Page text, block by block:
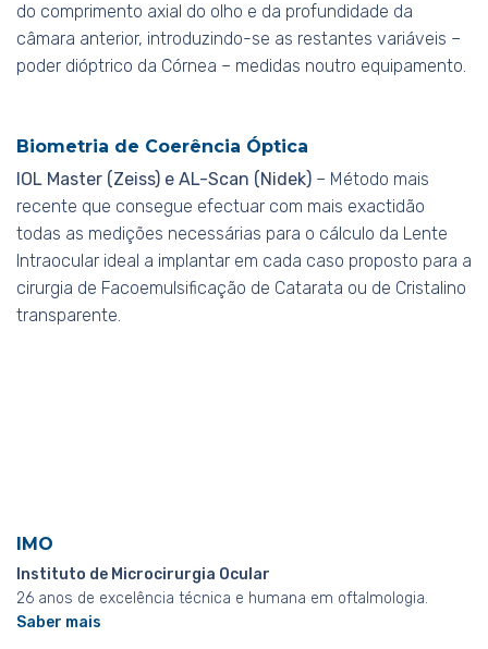
do comprimento axial do olho e da profundidade da
câmara anterior, introduzindo-se as restantes variáveis –
poder dióptrico da Córnea – medidas noutro equipamento.
Biometria de Coerência Óptica
IOL Master (Zeiss) e AL-Scan (Nidek) – Método mais
recente que consegue efectuar com mais exactidão
todas as medições necessárias para o cálculo da Lente
Intraocular ideal a implantar em cada caso proposto para a
cirurgia de Facoemulsificação de Catarata ou de Cristalino
transparente.
IMO
Instituto de Microcirurgia Ocular
26 anos de excelência técnica e humana em oftalmologia.
Saber mais